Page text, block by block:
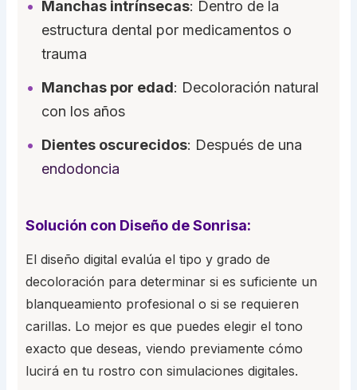
Manchas intrínsecas: Dentro de la
estructura dental por medicamentos o
trauma
Manchas por edad: Decoloración natural
con los años
Dientes oscurecidos: Después de una
endodoncia
Solución con Diseño de Sonrisa:
El diseño digital evalúa el tipo y grado de
decoloración para determinar si es suficiente un
blanqueamiento profesional o si se requieren
carillas. Lo mejor es que puedes elegir el tono
exacto que deseas, viendo previamente cómo
lucirá en tu rostro con simulaciones digitales.